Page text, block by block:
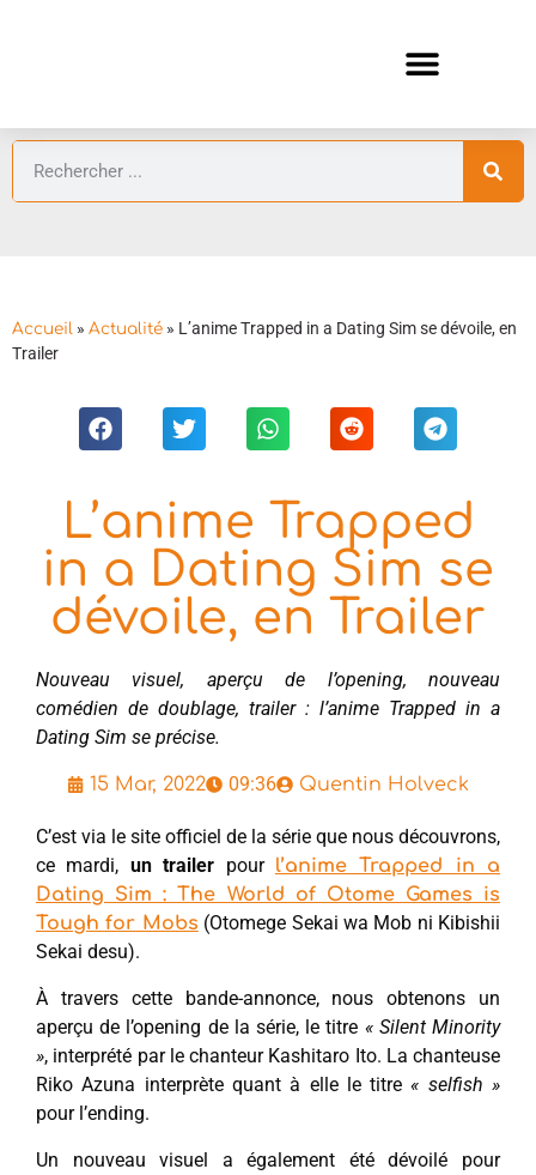
Accueil » Actualité » L’anime Trapped in a Dating Sim se dévoile, en
Trailer
L’anime Trapped
in a Dating Sim se
dévoile, en Trailer
Nouveau visuel, aperçu de l’opening, nouveau
comédien de doublage, trailer : l’anime Trapped in a
Dating Sim se précise.
15 Mar, 2022 09:36 Quentin Holveck
C’est via le site officiel de la série que nous découvrons,
ce mardi, un trailer pour l’anime Trapped in a
Dating Sim : The World of Otome Games is
Tough for Mobs (Otomege Sekai wa Mob ni Kibishii
Sekai desu).
À travers cette bande-annonce, nous obtenons un
aperçu de l’opening de la série, le titre « Silent Minority
», interprété par le chanteur Kashitaro Ito. La chanteuse
Riko Azuna interprète quant à elle le titre« selfish »
pour l’ending.
Un nouveau visuel a également été dévoilé pour